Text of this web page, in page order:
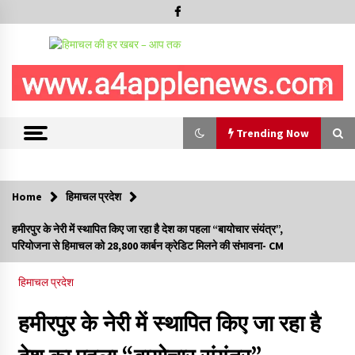
Trending Now
हमीरपुर के बड़सर में मनाया जाएगा राज्यस्तरीय स्वतंत्रता दिवस समारोह, CM
सुक्खू करेंगे ध्वजारोहण
07/08/2026
07/08/2026
Home हिमाचल प्रदेश
हमीरपुर के नेरी में स्थापित किए जा रहा है देश का पहला “बायोचार संयंत्र”,
परियोजना से हिमाचल को 28,800 कार्बन क्रेडिट मिलने की संभावना- CM
हिमाचल प्रदेश
हमीरपुर के नेरी में स्थापित किए जा रहा है